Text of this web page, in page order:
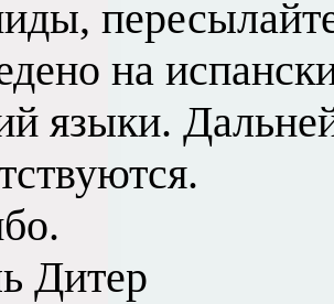
на
языки.
Дитер